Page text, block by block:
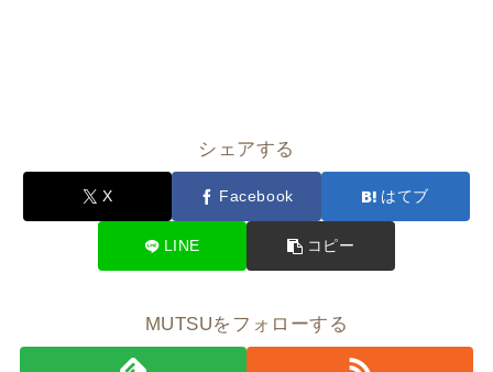
シェアする
X Facebook はてブ
LINE コピー
MUTSUをフォローする